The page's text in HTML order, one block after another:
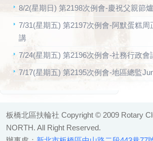
8/2(星期日) 第2198次例會-慶祝父親節
7/31(星期五) 第2197次例會-阿默蛋糕
講
7/24(星期五) 第2196次例會-社務行政會
7/17(星期五) 第2195次例會-地區總監
板橋北區扶輪社 Copyright © 2009 Rotary
NORTH. All Right Reserved.